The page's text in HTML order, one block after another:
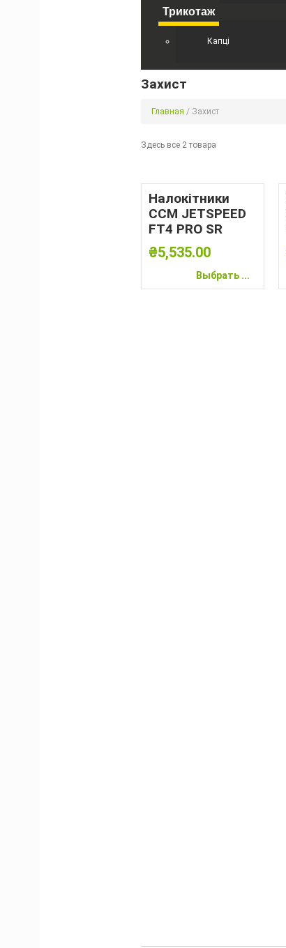
Трикотаж
Капці
Захист
Главная / Захист
Здесь все 2 товара
Налокітники
CCM JETSPEED
FT4 PRO SR
₴5,535.00
Выбрать ...